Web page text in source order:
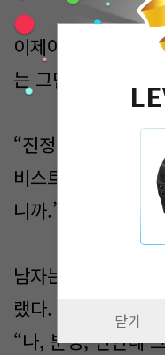
이제야 믿기 힘든
는 그만 큰 소리로
“진정해, 차기 당주
비스트는 이미 사
니까.”
남자는 여전히 침
랬다. 하지만 전혀
“나, 분명, 란한테 그
닫기